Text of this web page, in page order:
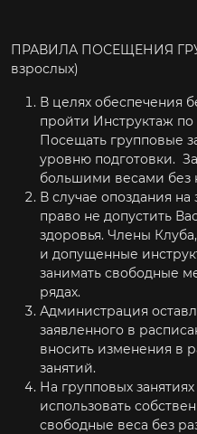
ПРАВИЛА ПОСЕЩЕНИЯ
взрослых)
В целях обеспечения
пройти Инструктаж
Посещать групповые
уровню подготовки.
большими весами без
В случае опоздания
право не допустить
здоровья. Члены
и допущенные
занимать свободные
рядах.
Администрация
заявленного в
вносить изменения в
занятий.
На групповых
использовать
свободные веса без